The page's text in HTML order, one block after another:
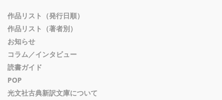
作品リスト（発行日順）
作品リスト（著者別）
お知らせ
コラム／インタビュー
読書ガイド
POP
光文社古典新訳文庫について